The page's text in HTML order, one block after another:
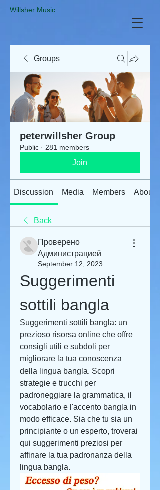
​Willsher Music
Groups
peterwillsher Group
Public · 281 members
Join
Discussion Media Members About
Back
Проверено
Администрацией
September 12, 2023
Suggerimenti
sottili bangla
Suggerimenti sottili bangla: un
prezioso risorsa online che offre
consigli utili e subdoli per
migliorare la tua conoscenza
della lingua bangla. Scopri
strategie e trucchi per
padroneggiare la grammatica, il
vocabolario e l'accento bangla in
modo efficace. Sia che tu sia un
principiante o un esperto, troverai
qui suggerimenti preziosi per
affinare la tua padronanza della
lingua bangla.